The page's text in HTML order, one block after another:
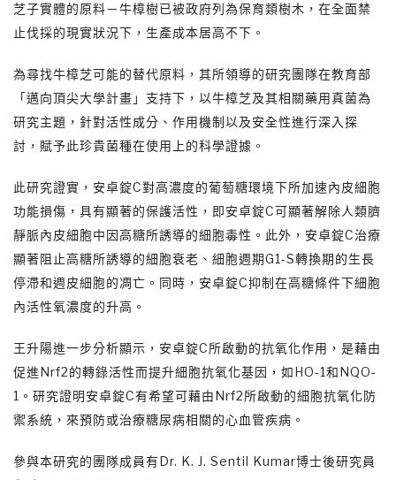
芝子實體的原料－牛樟樹已被政府列為保育類樹木，在全面禁
止伐採的現實狀況下，生產成本居高不下。
為尋找牛樟芝可能的替代原料，其所領導的研究團隊在教育部
「邁向頂尖大學計畫」支持下，以牛樟芝及其相關藥用真菌為
研究主題，針對活性成分、作用機制以及安全性進行深入探
討，賦予此珍貴菌種在使用上的科學證據。
此研究證實，安卓錠C對高濃度的葡萄糖環境下所加速內皮細胞
功能損傷，具有顯著的保護活性，即安卓錠C可顯著解除人類臍
靜脈內皮細胞中因高糖所誘導的細胞毒性。此外，安卓錠C治療
顯著阻止高糖所誘導的細胞衰老、細胞週期G1-S轉換期的生長
停滯和週皮細胞的凋亡。同時，安卓錠C抑制在高糖條件下細胞
內活性氧濃度的升高。
王升陽進一步分析顯示，安卓錠C所啟動的抗氧化作用，是藉由
促進Nrf2的轉錄活性而提升細胞抗氧化基因，如HO-1和NQO-
1。研究證明安卓錠C有希望可藉由Nrf2所啟動的細胞抗氧化防
禦系統，來預防或治療糖尿病相關的心血管疾病。
參與本研究的團隊成員有Dr. K. J. Sentil Kumar博士後研究員